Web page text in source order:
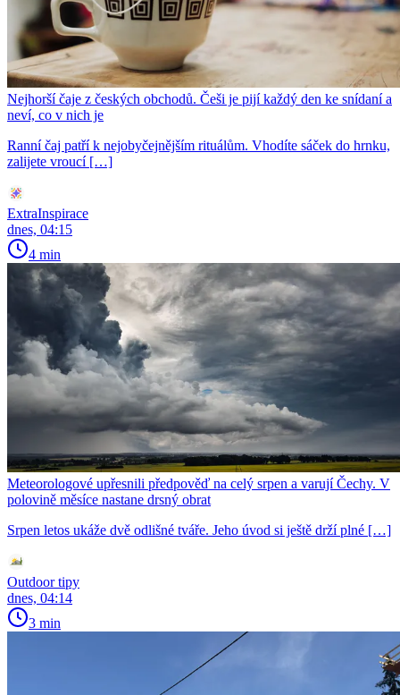
Nejhorší čaje z českých obchodů. Češi je pijí každý den ke snídaní a
neví, co v nich je
Ranní čaj patří k nejobyčejnějším rituálům. Vhodíte sáček do hrnku,
zalijete vroucí […]
ExtraInspirace
dnes, 04:15
4 min
Meteorologové upřesnili předpověď na celý srpen a varují Čechy. V
polovině měsíce nastane drsný obrat
Srpen letos ukáže dvě odlišné tváře. Jeho úvod si ještě drží plné […]
Outdoor tipy
dnes, 04:14
3 min